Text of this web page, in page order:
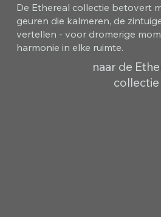
De Ethereal collectie betovert
geuren die kalmeren, de
vertellen - voor dromerige
harmonie in elke ruimte.
naar de
collectie